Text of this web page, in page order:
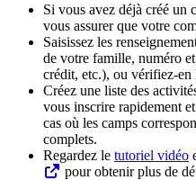
Si vous avez déjà créé un
vous assurer que votre
Saisissez les
de votre famille, numéro
crédit, etc.), ou vérifiez-en
Créez une liste des
vous inscrire rapidement
cas où les camps
complets.
Regardez le tutoriel vidéo
pour obtenir plus de